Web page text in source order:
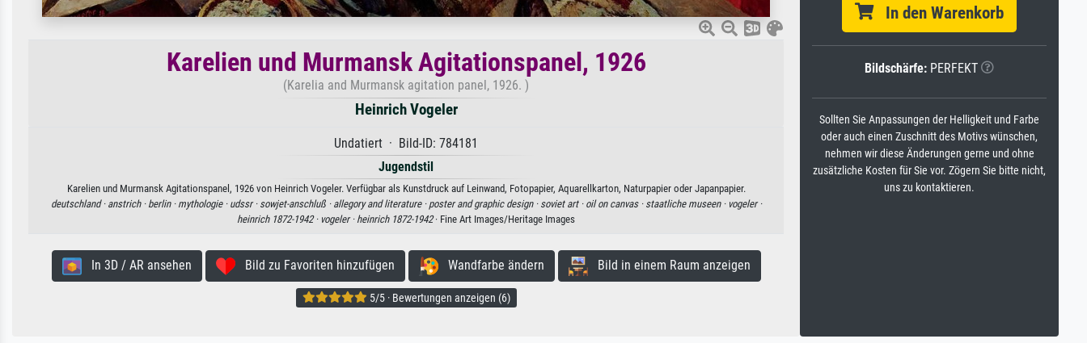
Karelien und Murmansk Agitationspanel, 1926
(Karelia and Murmansk agitation panel, 1926. )
Heinrich Vogeler
Undatiert · Bild-ID: 784181
Jugendstil
Karelien und Murmansk Agitationspanel, 1926 von Heinrich Vogeler. Verfügbar als Kunstdruck auf Leinwand, Fotopapier, Aquarellkarton, Naturpapier oder Japanpapier.
deutschland · anstrich · berlin · mythologie · udssr · sowjet-anschluß · allegory and literature · poster and graphic design · soviet art · oil on canvas · staatliche museen · vogeler ·
heinrich 1872-1942 · vogeler · heinrich 1872-1942· Fine Art Images/Heritage Images
In 3D / AR ansehen Bild zu Favoriten hinzufügen Wandfarbe ändern Bild in einem Raum anzeigen
5/5 · Bewertungen anzeigen (6)
In den Warenkorb
Bildschärfe: PERFEKT
Sollten Sie Anpassungen der Helligkeit und Farbe
oder auch einen Zuschnitt des Motivs wünschen,
nehmen wir diese Änderungen gerne und ohne
zusätzliche Kosten für Sie vor. Zögern Sie bitte nicht,
uns zu kontaktieren.